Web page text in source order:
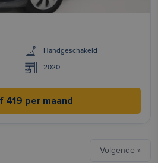
Handgeschakeld
2020
419 per maand
Volgende »